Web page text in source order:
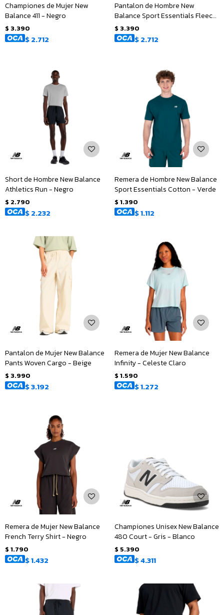
Championes de Mujer New
Balance 411 - Negro
$ 3.390
$2.712
Pantalon de Hombre New
Balance Sport Essentials Fleece
- Gris
$ 3.390
$2.712
Short de Hombre New Balance
Athletics Run - Negro
$ 2.790
$2.232
Remera de Hombre New Balance
Sport Essentials Cotton - Verde
$ 1.390
$1.112
Pantalon de Mujer New Balance
Pants Woven Cargo - Beige
$ 3.990
$3.192
Remera de Mujer New Balance
Infinity - Celeste Claro
$ 1.590
$1.272
Remera de Mujer New Balance
French Terry Shirt - Negro
$ 1.790
$1.432
Championes Unisex New Balance
480 Court - Gris - Blanco
$ 5.390
$4.311